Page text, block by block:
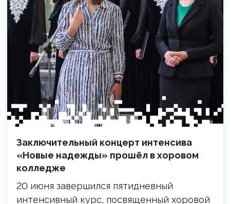
Заключительный концерт интенсива
«Новые надежды» прошёл в хоровом
колледже
20 июня завершился пятидневный
интенсивный курс, посвященный хоровой